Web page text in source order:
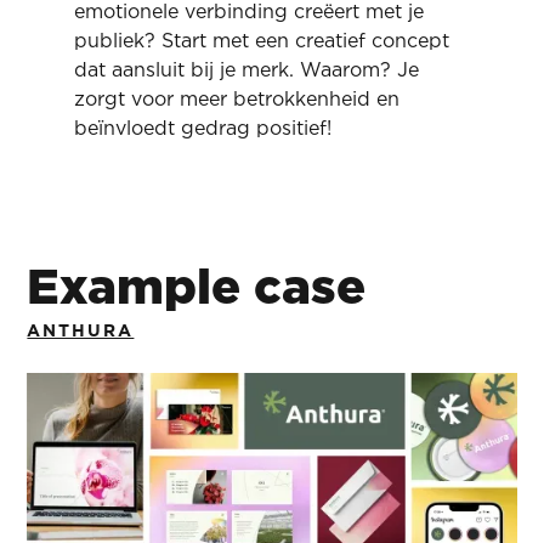
emotionele verbinding creëert met je
publiek? Start met een creatief concept
dat aansluit bij je merk. Waarom? Je
zorgt voor meer betrokkenheid en
beïnvloedt gedrag positief!
Example case
ANTHURA